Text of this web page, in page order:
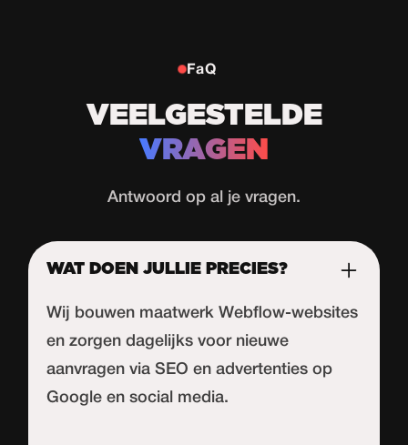
FaQ
VEELGESTELDE
VRAGEN
Antwoord op al je vragen.
WAT DOEN JULLIE PRECIES?
Wij bouwen maatwerk Webflow-websites
en zorgen dagelijks voor nieuwe
aanvragen via SEO en advertenties op
Google en social media.